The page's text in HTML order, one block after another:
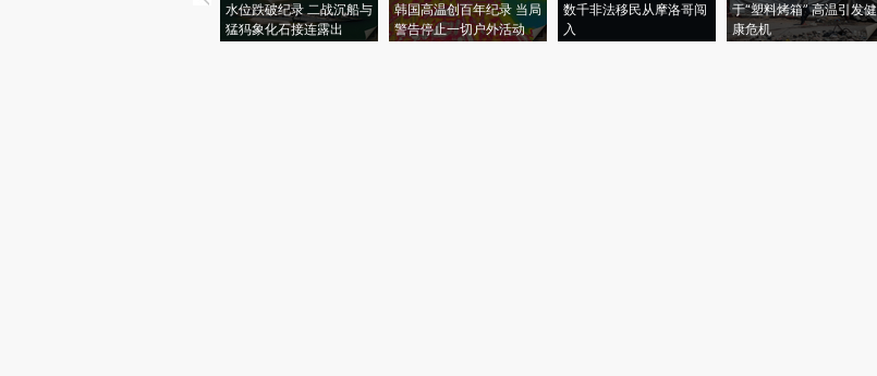
水位跌破纪录 二战沉船与
猛犸象化石接连露出
韩国高温创百年纪录 当局
警告停止一切户外活动
数千非法移民从摩洛哥闯
入
于“塑料烤箱” 高温引发健
康危机